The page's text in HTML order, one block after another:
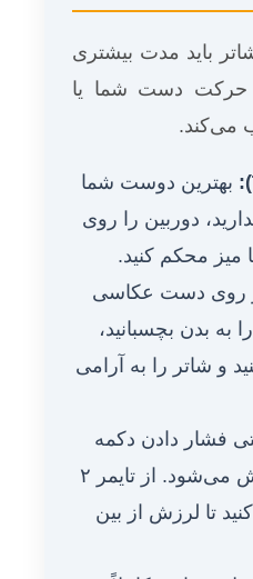
باید مدت بیشتری
حرکت دست شما یا
می‌کند.
بهترین دوست شما
دوربین را روی
میز محکم کنید.
روی دست عکاسی
به بدن بچسبانید،
و شاتر را به آرامی
فشار دادن دکمه
شاتر باعث لرزش می‌شود. از تایمر ۲
تا لرزش از بین